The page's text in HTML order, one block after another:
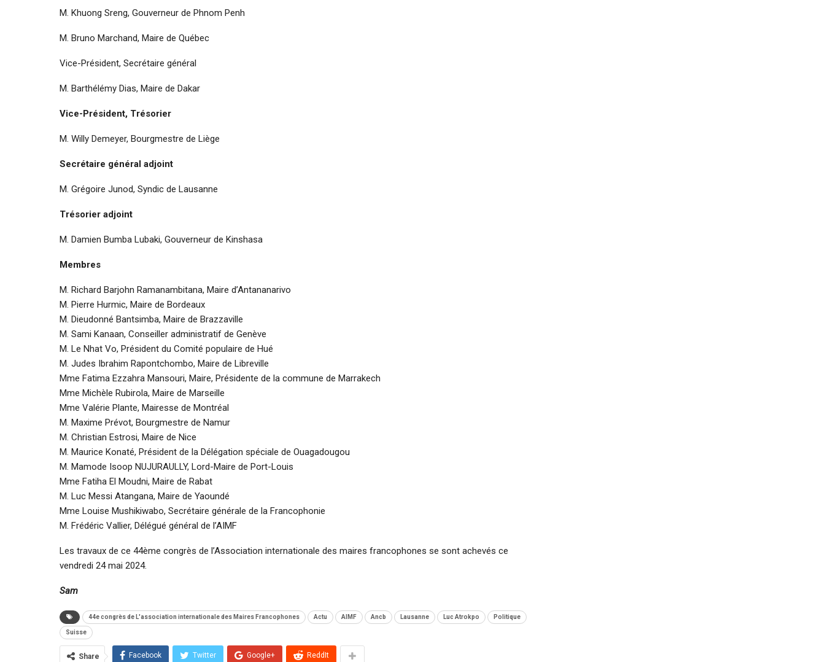
M. Khuong Sreng, Gouverneur de Phnom Penh
M. Bruno Marchand, Maire de Québec
Vice-Président, Secrétaire général
M. Barthélémy Dias, Maire de Dakar
Vice-Président, Trésorier
M. Willy Demeyer, Bourgmestre de Liège
Secrétaire général adjoint
M. Grégoire Junod, Syndic de Lausanne
Trésorier adjoint
M. Damien Bumba Lubaki, Gouverneur de Kinshasa
Membres
M. Richard Barjohn Ramanambitana, Maire d’Antananarivo
M. Pierre Hurmic, Maire de Bordeaux
M. Dieudonné Bantsimba, Maire de Brazzaville
M. Sami Kanaan, Conseiller administratif de Genève
M. Le Nhat Vo, Président du Comité populaire de Hué
M. Judes Ibrahim Rapontchombo, Maire de Libreville
Mme Fatima Ezzahra Mansouri, Maire, Présidente de la commune de Marrakech
Mme Michèle Rubirola, Maire de Marseille
Mme Valérie Plante, Mairesse de Montréal
M. Maxime Prévot, Bourgmestre de Namur
M. Christian Estrosi, Maire de Nice
M. Maurice Konaté, Président de la Délégation spéciale de Ouagadougou
M. Mamode Isoop NUJURAULLY, Lord-Maire de Port-Louis
Mme Fatiha El Moudni, Maire de Rabat
M. Luc Messi Atangana, Maire de Yaoundé
Mme Louise Mushikiwabo, Secrétaire générale de la Francophonie
M. Frédéric Vallier, Délégué général de l’AIMF
Les travaux de ce 44ème congrès de l’Association internationale des maires francophones se sont achevés ce
vendredi 24 mai 2024.
Sam
44e congrès de L'association internationale des Maires Francophones Actu AIMF Ancb Lausanne Luc Atrokpo Politique
Suisse
Share Facebook Twitter Google+ ReddIt